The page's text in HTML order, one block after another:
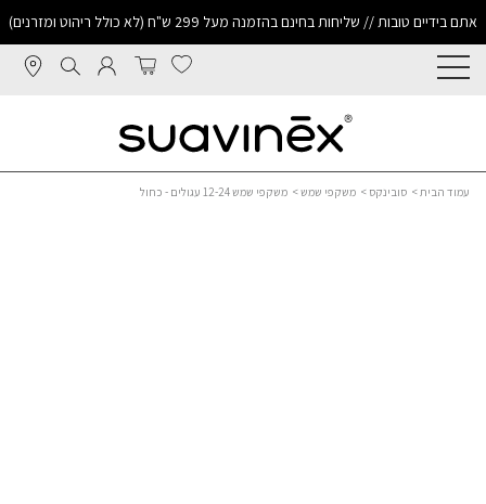
אתם בידיים טובות // שליחות בחינם בהזמנה מעל 299 ש"ח (לא כולל ריהוט ומזרנים)
עמוד הבית> סובינקס > משקפי שמש> משקפי שמש 12-24 עגולים - כחול